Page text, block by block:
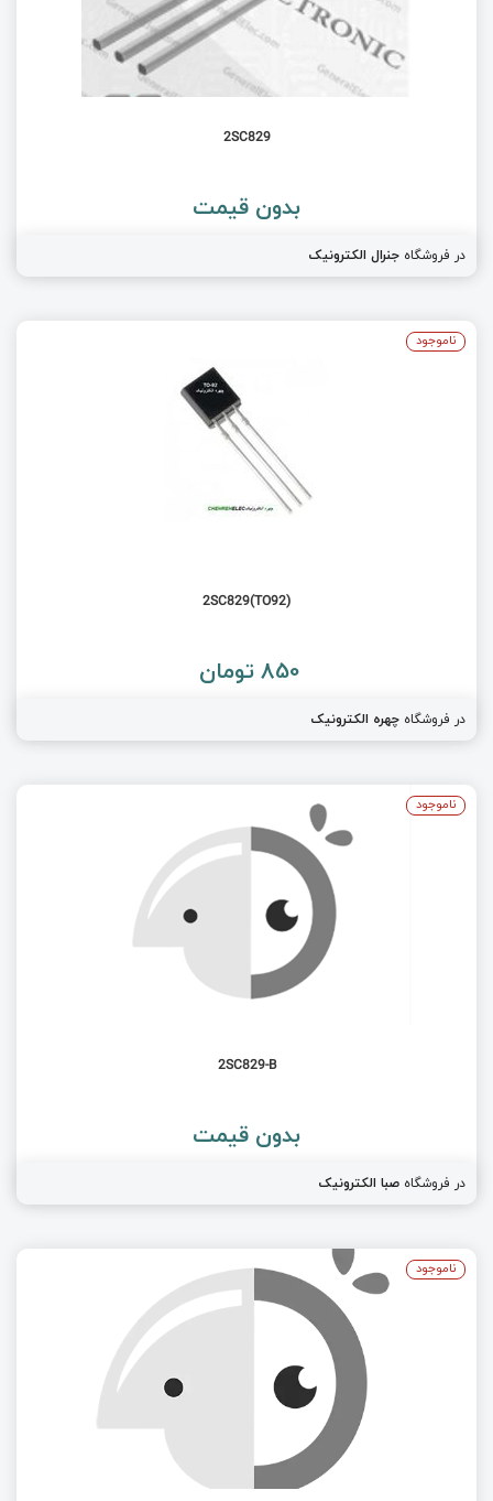
2SC829
بدون قیمت
در فروشگاه جنرال الکترونیک
(2SC829(TO92
850 تومان
در فروشگاه چهره الکترونیک
ناموجود
2SC829-B
بدون قیمت
در فروشگاه صبا الکترونیک
ناموجود
ناموجود